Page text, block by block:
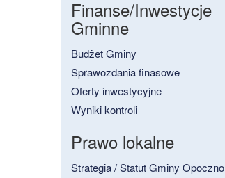
Finanse/Inwestycje
Gminne
Budżet Gminy
Sprawozdania finasowe
Oferty inwestycyjne
Wyniki kontroli
Prawo lokalne
Strategia / Statut Gminy Opoczno